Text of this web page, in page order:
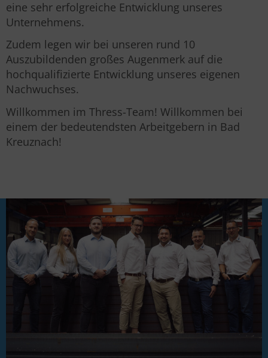
eine sehr erfolgreiche Entwicklung unseres
Unternehmens.
Zudem legen wir bei unseren rund 10
Auszubildenden großes Augenmerk auf die
hochqualifizierte Entwicklung unseres eigenen
Nachwuchses.
Willkommen im Thress-Team! Willkommen bei
einem der bedeutendsten Arbeitgebern in Bad
Kreuznach!